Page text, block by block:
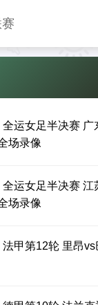
运女足半决赛 广
场录像
运女足半决赛 江
场录像
甲第12轮 里昂